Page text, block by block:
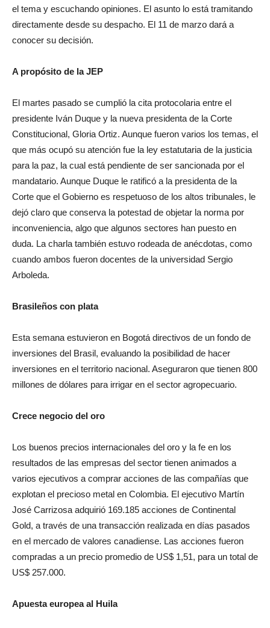
el tema y escuchando opiniones. El asunto lo está tramitando
directamente desde su despacho. El 11 de marzo dará a
conocer su decisión.
A propósito de la JEP
El martes pasado se cumplió la cita protocolaria entre el
presidente Iván Duque y la nueva presidenta de la Corte
Constitucional, Gloria Ortiz. Aunque fueron varios los temas, el
que más ocupó su atención fue la ley estatutaria de la justicia
para la paz, la cual está pendiente de ser sancionada por el
mandatario. Aunque Duque le ratificó a la presidenta de la
Corte que el Gobierno es respetuoso de los altos tribunales, le
dejó claro que conserva la potestad de objetar la norma por
inconveniencia, algo que algunos sectores han puesto en
duda. La charla también estuvo rodeada de anécdotas, como
cuando ambos fueron docentes de la universidad Sergio
Arboleda.
Brasileños con plata
Esta semana estuvieron en Bogotá directivos de un fondo de
inversiones del Brasil, evaluando la posibilidad de hacer
inversiones en el territorio nacional. Aseguraron que tienen 800
millones de dólares para irrigar en el sector agropecuario.
Crece negocio del oro
Los buenos precios internacionales del oro y la fe en los
resultados de las empresas del sector tienen animados a
varios ejecutivos a comprar acciones de las compañías que
explotan el precioso metal en Colombia. El ejecutivo Martín
José Carrizosa adquirió 169.185 acciones de Continental
Gold, a través de una transacción realizada en días pasados
en el mercado de valores canadiense. Las acciones fueron
compradas a un precio promedio de US$ 1,51, para un total de
US$ 257.000.
Apuesta europea al Huila